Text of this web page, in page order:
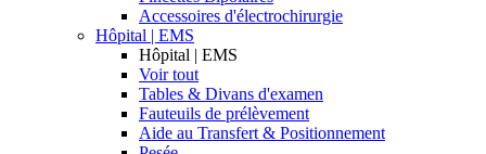
Accessoires d'électrochirurgie
Hôpital | EMS
Hôpital | EMS
Voir tout
Tables & Divans d'examen
Fauteuils de prélèvement
Aide au Transfert & Positionnement